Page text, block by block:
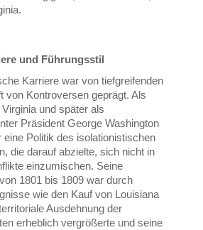
und Führungsstil
Karriere war von tiefgreifenden
von Kontroversen geprägt. Als
und später als
Präsident George Washington
Politik des isolationistischen
die darauf abzielte, sich nicht in
einzumischen. Seine
1801 bis 1809 war durch
wie den Kauf von Louisiana
Ausdehnung der
erheblich vergrößerte und seine